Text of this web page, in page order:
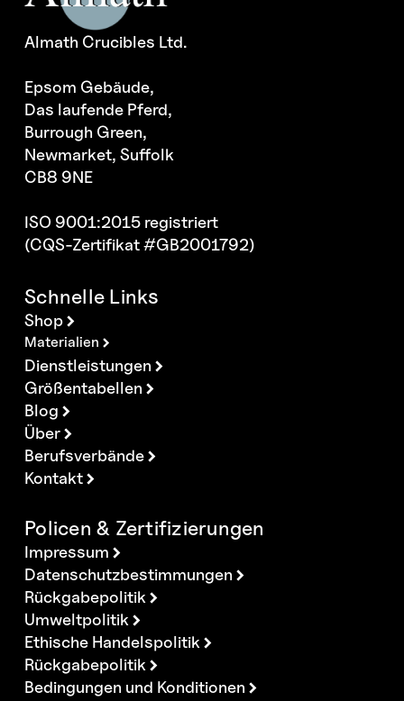
Almath Crucibles Ltd.
Epsom Gebäude,
Das laufende Pferd,
Burrough Green,
Newmarket, Suffolk
CB8 9NE
ISO 9001:2015 registriert
(CQS-Zertifikat #GB2001792)
Schnelle Links
Shop
Materialien
Dienstleistungen
Größentabellen
Blog
Über
Berufsverbände
Kontakt
Policen & Zertifizierungen
Impressum
Datenschutzbestimmungen
Rückgabepolitik
Umweltpolitik
Ethische Handelspolitik
Rückgabepolitik
Bedingungen und Konditionen